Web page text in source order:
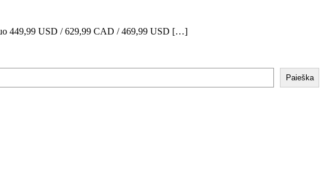
449,99 USD / 629,99 CAD / 469,99 USD […]
Paieška